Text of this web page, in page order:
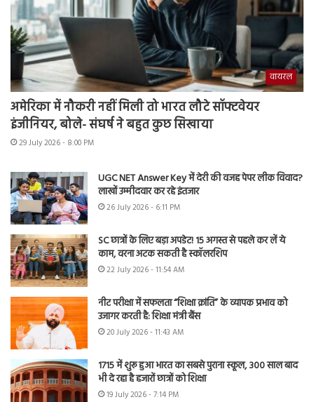
वायरल
अमेरिका में नौकरी नहीं मिली तो भारत लौटे सॉफ्टवेयर
इंजीनियर, बोले- संघर्ष ने बहुत कुछ सिखाया
29 July 2026 - 8:00 PM
UGC NET Answer Key में देरी की वजह पेपर लीक विवाद?
लाखों उम्मीदवार कर रहे इंतजार
26 July 2026 - 6:11 PM
SC छात्रों के लिए बड़ा अपडेट! 15 अगस्त से पहले कर लें ये
काम, वरना अटक सकती है स्कॉलरशिप
22 July 2026 - 11:54 AM
नीट परीक्षा में सफलता “शिक्षा क्रांति” के व्यापक प्रभाव को
उजागर करती है: शिक्षा मंत्री बैंस
20 July 2026 - 11:43 AM
1715 में शुरू हुआ भारत का सबसे पुराना स्कूल, 300 साल बाद
भी दे रहा है हजारों छात्रों को शिक्षा
19 July 2026 - 7:14 PM